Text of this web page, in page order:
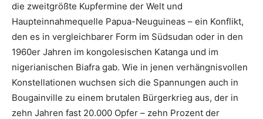
die zweitgrößte Kupfermine der Welt und
Haupteinnahmequelle Papua-Neuguineas – ein Konflikt,
den es in vergleichbarer Form im Südsudan oder in den
1960er Jahren im kongolesischen Katanga und im
nigerianischen Biafra gab. Wie in jenen verhängnisvollen
Konstellationen wuchsen sich die Spannungen auch in
Bougainville zu einem brutalen Bürgerkrieg aus, der in
zehn Jahren fast 20.000 Opfer – zehn Prozent der